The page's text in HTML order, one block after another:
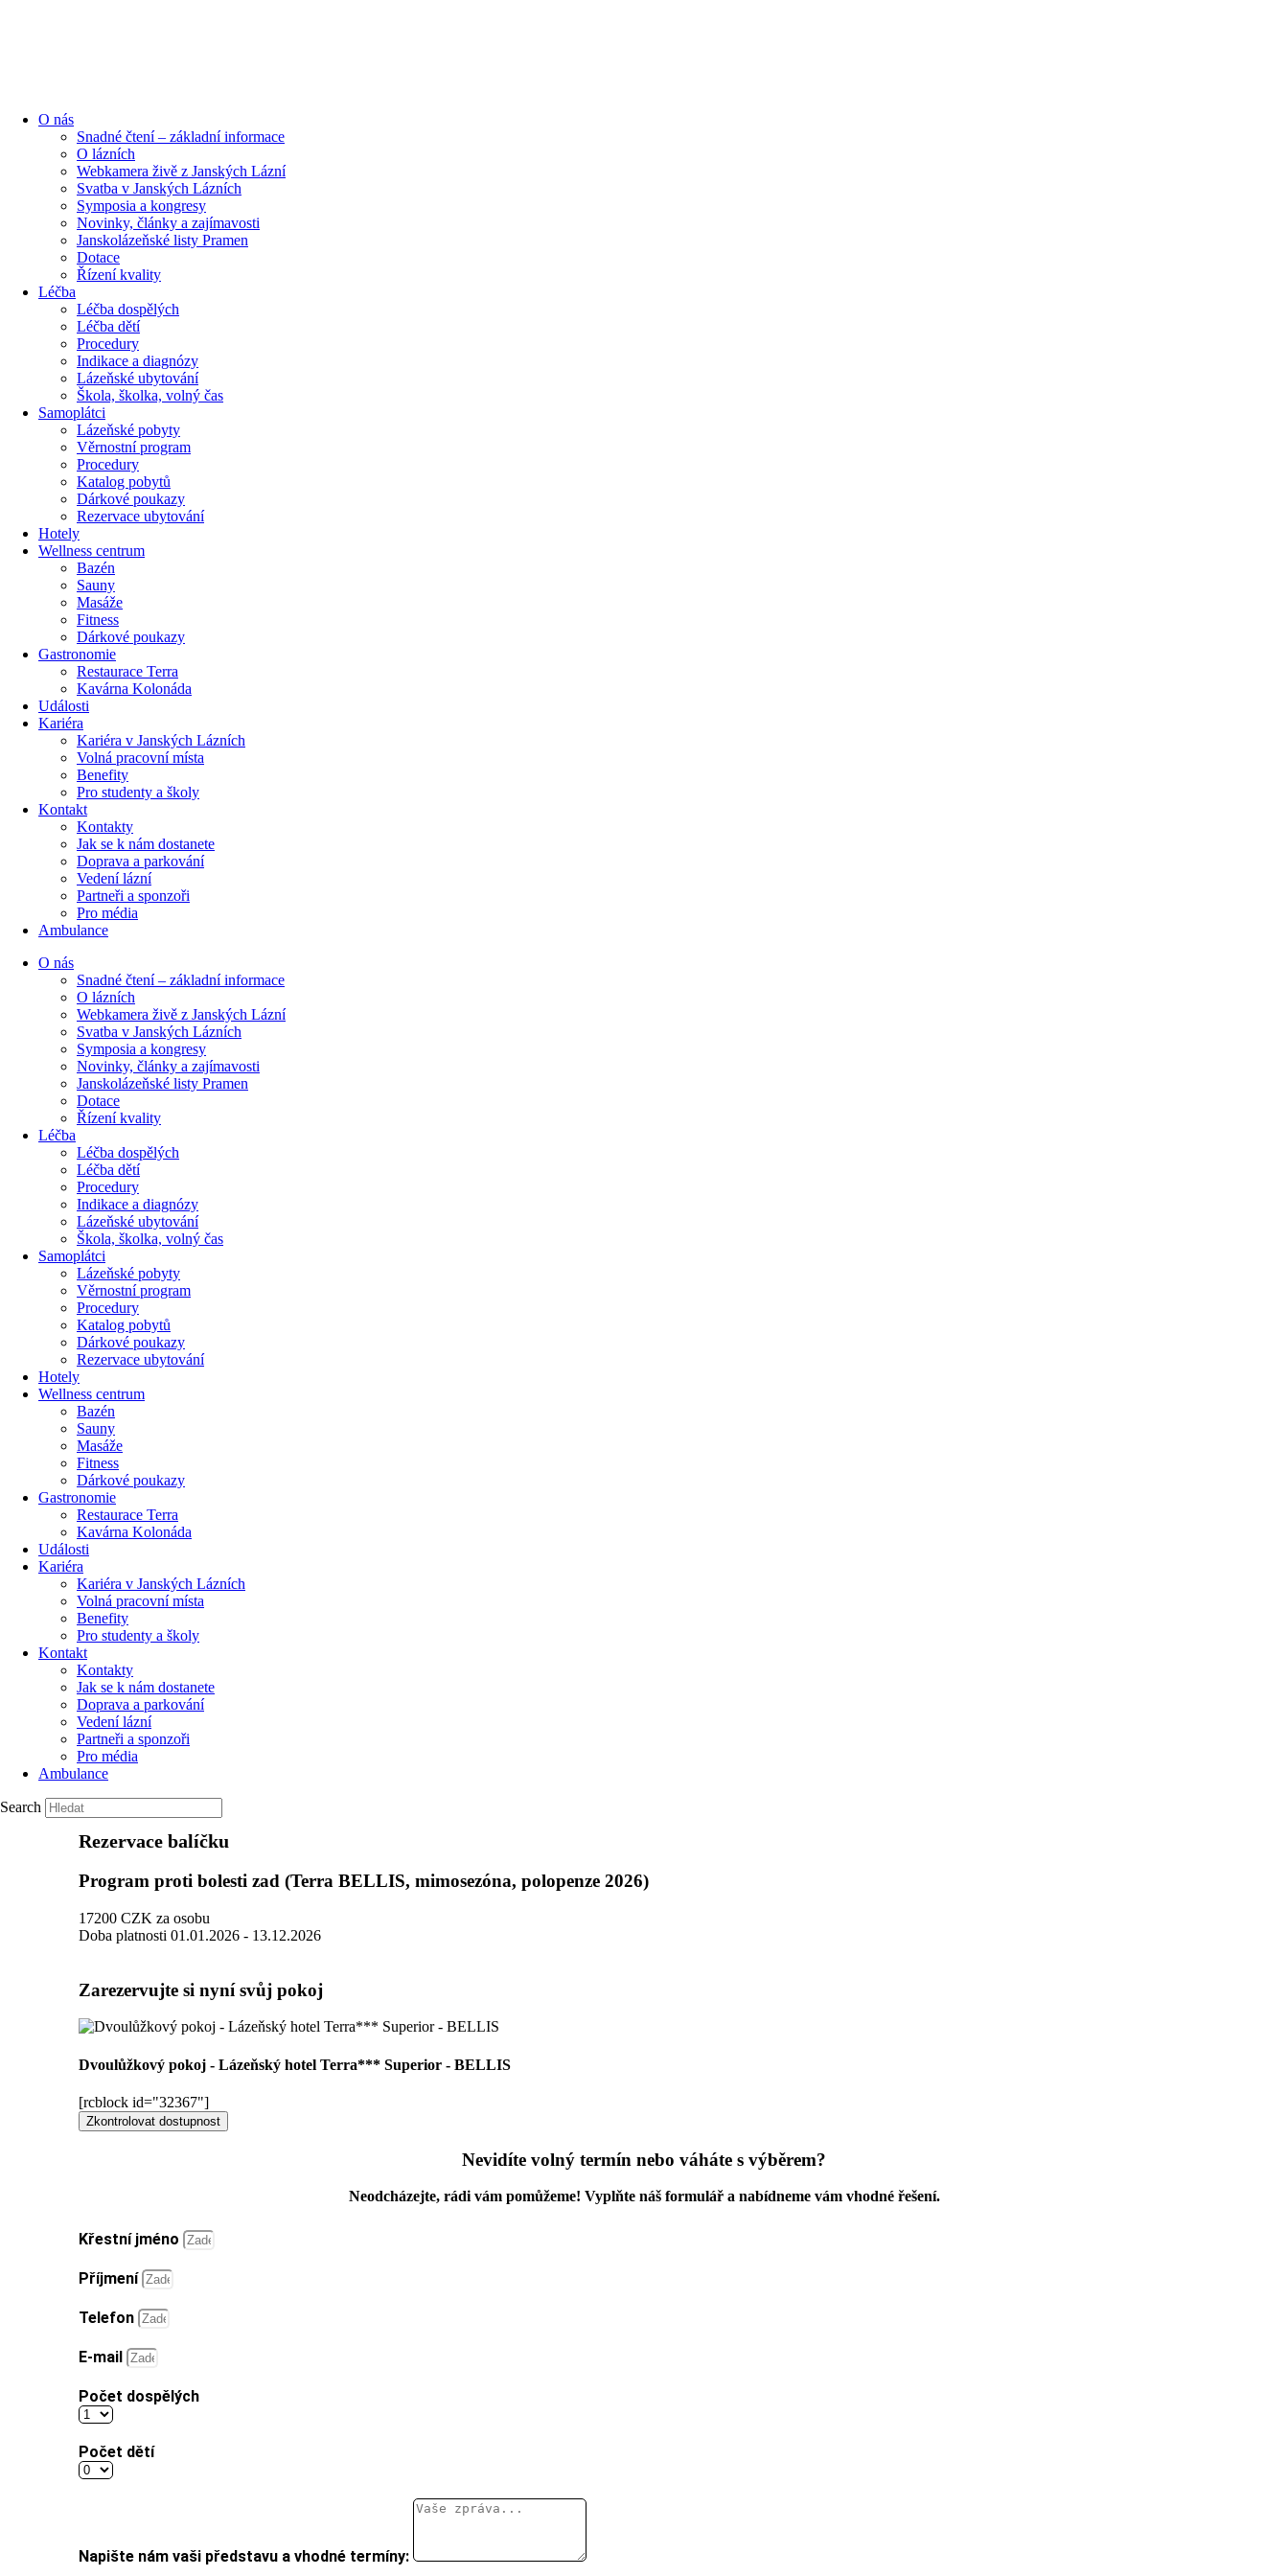
O nás
Snadné čtení – základní informace
O lázních
Webkamera živě z Janských Lázní
Svatba v Janských Lázních
Symposia a kongresy
Novinky, články a zajímavosti
Janskolázeňské listy Pramen
Dotace
Řízení kvality
Léčba
Léčba dospělých
Léčba dětí
Procedury
Indikace a diagnózy
Lázeňské ubytování
Škola, školka, volný čas
Samoplátci
Lázeňské pobyty
Věrnostní program
Procedury
Katalog pobytů
Dárkové poukazy​
Rezervace ubytování
Hotely
Wellness centrum
Bazén
Sauny
Masáže
Fitness
Dárkové poukazy​
Gastronomie
Restaurace Terra
Kavárna Kolonáda
Události
Kariéra
Kariéra v Janských Lázních
Volná pracovní místa
Benefity
Pro studenty a školy
Kontakt
Kontakty
Jak se k nám dostanete
Doprava a parkování
Vedení lázní
Partneři a sponzoři
Pro média
Ambulance
O nás
Snadné čtení – základní informace
O lázních
Webkamera živě z Janských Lázní
Svatba v Janských Lázních
Symposia a kongresy
Novinky, články a zajímavosti
Janskolázeňské listy Pramen
Dotace
Řízení kvality
Léčba
Léčba dospělých
Léčba dětí
Procedury
Indikace a diagnózy
Lázeňské ubytování
Škola, školka, volný čas
Samoplátci
Lázeňské pobyty
Věrnostní program
Procedury
Katalog pobytů
Dárkové poukazy​
Rezervace ubytování
Hotely
Wellness centrum
Bazén
Sauny
Masáže
Fitness
Dárkové poukazy​
Gastronomie
Restaurace Terra
Kavárna Kolonáda
Události
Kariéra
Kariéra v Janských Lázních
Volná pracovní místa
Benefity
Pro studenty a školy
Kontakt
Kontakty
Jak se k nám dostanete
Doprava a parkování
Vedení lázní
Partneři a sponzoři
Pro média
Ambulance
Search
Rezervace balíčku
Program proti bolesti zad (Terra BELLIS, mimosezóna, polopenze 2026)
17200 CZK za osobu
Doba platnosti 01.01.2026 - 13.12.2026
Zarezervujte si nyní svůj pokoj
Dvoulůžkový pokoj - Lázeňský hotel Terra*** Superior - BELLIS
[rcblock id="32367"]
Zkontrolovat dostupnost
Nevidíte volný termín nebo váháte s výběrem?
Neodcházejte, rádi vám pomůžeme! Vyplňte náš formulář a nabídneme vám vhodné řešení.
Křestní jméno
Příjmení
Telefon
E-mail
Počet dospělých
Počet dětí
Napište nám vaši představu a vhodné termíny: